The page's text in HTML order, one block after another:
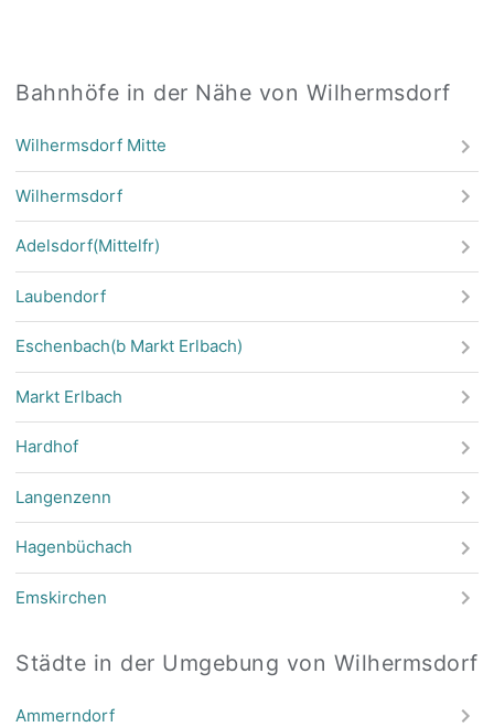
Bahnhöfe in der Nähe von Wilhermsdorf
Wilhermsdorf Mitte
Wilhermsdorf
Adelsdorf(Mittelfr)
Laubendorf
Eschenbach(b Markt Erlbach)
Markt Erlbach
Hardhof
Langenzenn
Hagenbüchach
Emskirchen
Städte in der Umgebung von Wilhermsdorf
Ammerndorf